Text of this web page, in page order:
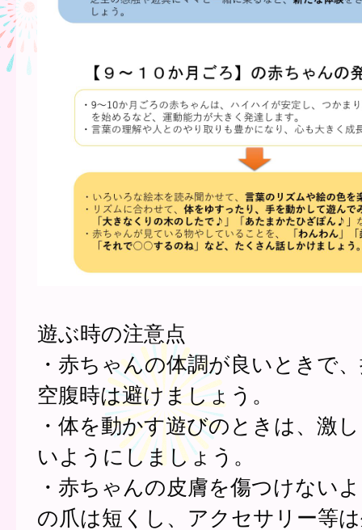
遊ぶ時の注意点
・赤ちゃんの体調が良いときで
空腹時は避けましょう。
・体を動かす遊びのときは、激
いようにしましょう。
・赤ちゃんの皮膚を傷つけない
の爪は短くし、アクセサリー等